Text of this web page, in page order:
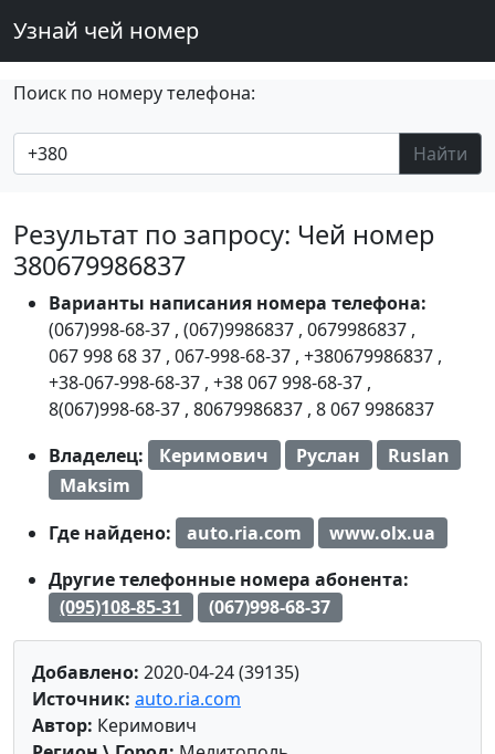
Узнай чей номер
Поиск по номеру телефона:
Найти
Результат по запросу: Чей номер
380679986837
Варианты написания номера телефона:
(067)998-68-37 , (067)9986837 , 0679986837 ,
067 998 68 37 , 067-998-68-37 , +380679986837 ,
+38-067-998-68-37 , +38 067 998-68-37 ,
8(067)998-68-37 , 80679986837 , 8 067 9986837
Владелец:
Керимович Руслан
Ruslan
Maksim
Где найдено:
auto.ria.com
www.olx.ua
Другие телефонные номера абонента:
(095)108-85-31
(067)998-68-37
Добавлено: 2020-04-24 (39135)
Источник: auto.ria.com
Автор: Керимович